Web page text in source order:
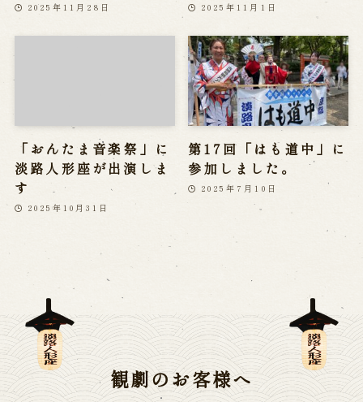
2025年11月28日 2025年11月1日
「おんたま音楽祭」に
淡路人形座が出演しま
す
2025年10月31日
第17回「はも道中」に
参加しました。
2025年7月10日
観劇のお客様へ